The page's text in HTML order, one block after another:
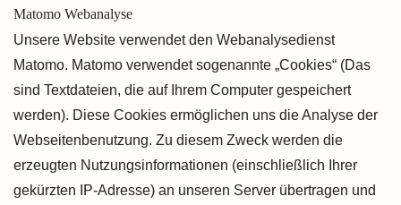
Matomo Webanalyse
Unsere Website verwendet den Webanalysedienst
Matomo. Matomo verwendet sogenannte „Cookies“ (Das
sind Textdateien, die auf Ihrem Computer gespeichert
werden). Diese Cookies ermöglichen uns die Analyse der
Webseitenbenutzung. Zu diesem Zweck werden die
erzeugten Nutzungsinformationen (einschließlich Ihrer
gekürzten IP-Adresse) an unseren Server übertragen und